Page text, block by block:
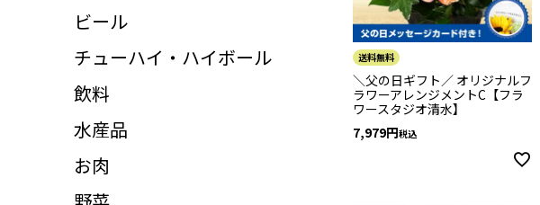
ビール
チューハイ・ハイボール
飲料
水産品
お肉
送料無料
＼父の日ギフト／ オリジナルフ
ラワーアレンジメントC【フラ
ワースタジオ清水】
7,979
税込